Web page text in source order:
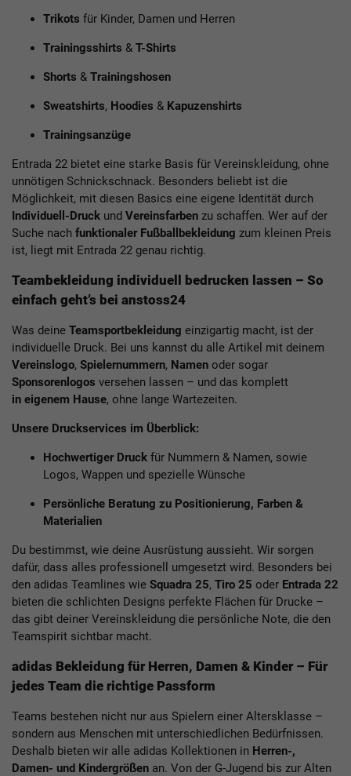
Trikots für Kinder, Damen und Herren
Trainingsshirts & T-Shirts
Shorts & Trainingshosen
Sweatshirts, Hoodies & Kapuzenshirts
Trainingsanzüge
Entrada 22 bietet eine starke Basis für Vereinskleidung, ohne
unnötigen Schnickschnack. Besonders beliebt ist die
Möglichkeit, mit diesen Basics eine eigene Identität durch
Individuell-Druck und Vereinsfarben zu schaffen. Wer auf der
Suche nach funktionaler Fußballbekleidung zum kleinen Preis
ist, liegt mit Entrada 22 genau richtig.
Teambekleidung individuell bedrucken lassen – So
einfach geht’s bei anstoss24
Was deine Teamsportbekleidung einzigartig macht, ist der
individuelle Druck. Bei uns kannst du alle Artikel mit deinem
Vereinslogo, Spielernummern, Namen oder sogar
Sponsorenlogos versehen lassen – und das komplett
in eigenem Hause, ohne lange Wartezeiten.
Unsere Druckservices im Überblick:
Hochwertiger Druck für Nummern & Namen, sowie
Logos, Wappen und spezielle Wünsche
Persönliche Beratung zu Positionierung, Farben &
Materialien
Du bestimmst, wie deine Ausrüstung aussieht. Wir sorgen
dafür, dass alles professionell umgesetzt wird. Besonders bei
den adidas Teamlines wie Squadra 25, Tiro 25 oder Entrada 22
bieten die schlichten Designs perfekte Flächen für Drucke –
das gibt deiner Vereinskleidung die persönliche Note, die den
Teamspirit sichtbar macht.
adidas Bekleidung für Herren, Damen & Kinder – Für
jedes Team die richtige Passform
Teams bestehen nicht nur aus Spielern einer Altersklasse –
sondern aus Menschen mit unterschiedlichen Bedürfnissen.
Deshalb bieten wir alle adidas Kollektionen in Herren-,
Damen- und Kindergrößen an. Von der G-Jugend bis zur Alten